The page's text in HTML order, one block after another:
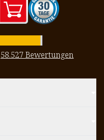
58.527 Bewertungen